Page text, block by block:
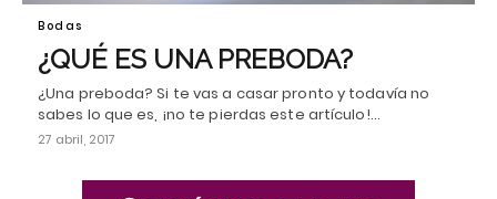
Bodas
¿QUÉ ES UNA PREBODA?
¿Una preboda? Si te vas a casar pronto y todavía no
sabes lo que es, ¡no te pierdas este artículo!…
27 abril, 2017